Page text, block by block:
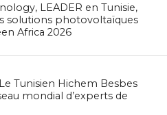
LEADER en Tunisie,
solutions photovoltaïques
Africa 2026
Tunisien Hichem Besbes
mondial d’experts de